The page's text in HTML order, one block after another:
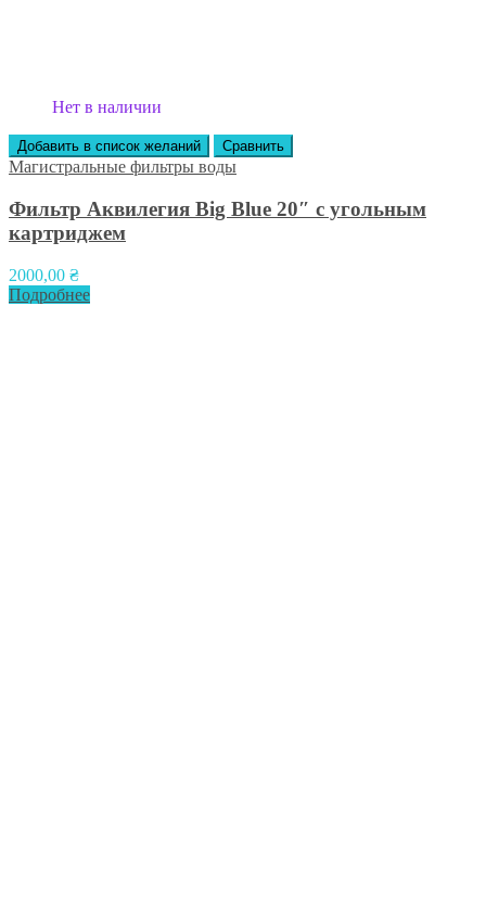
Нет в наличии
Добавить в список желаний Сравнить
Магистральные фильтры воды
Фильтр Аквилегия Big Blue 20″ с угольным
картриджем
2000,00 ₴
Подробнее